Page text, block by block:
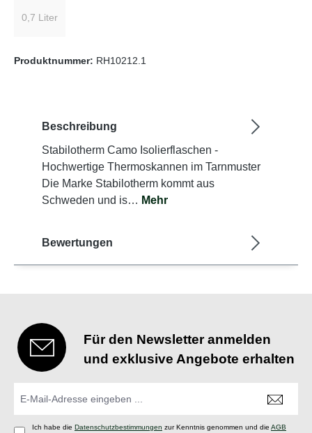
0,7 Liter(Diese Option ist zurzeit nicht verfügbar.)
Produktnummer: RH10212.1
Beschreibung
Stabilotherm Camo Isolierflaschen -
Hochwertige Thermoskannen im Tarnmuster
Die Marke Stabilotherm kommt aus
Schweden und is… Mehr
Bewertungen
Für den Newsletter anmelden
und exklusive Angebote erhalten
Ich habe die Datenschutzbestimmungen zur Kenntnis genommen und die AGB